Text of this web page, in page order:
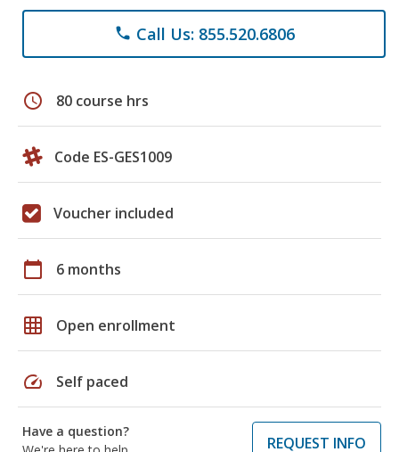
phone Call Us: 855.520.6806
schedule 80 course hrs
Code ES-GES1009
Voucher included
calendar_today 6 months
grid_on Open enrollment
speed Self paced
Have a question?
REQUEST INFO